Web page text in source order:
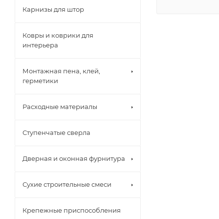
Карнизы для штор
Ковры и коврики для
интерьера
Монтажная пена, клей,
герметики
Расходные материалы
Ступенчатые сверла
Дверная и оконная фурнитура
Сухие строительные смеси
Крепежные приспособления